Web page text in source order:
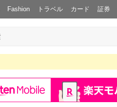
Fashion トラベル カード 証券